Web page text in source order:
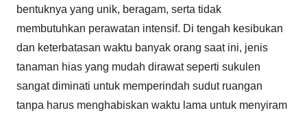
bentuknya yang unik, beragam, serta tidak
membutuhkan perawatan intensif. Di tengah kesibukan
dan keterbatasan waktu banyak orang saat ini, jenis
tanaman hias yang mudah dirawat seperti sukulen
sangat diminati untuk memperindah sudut ruangan
tanpa harus menghabiskan waktu lama untuk menyiram